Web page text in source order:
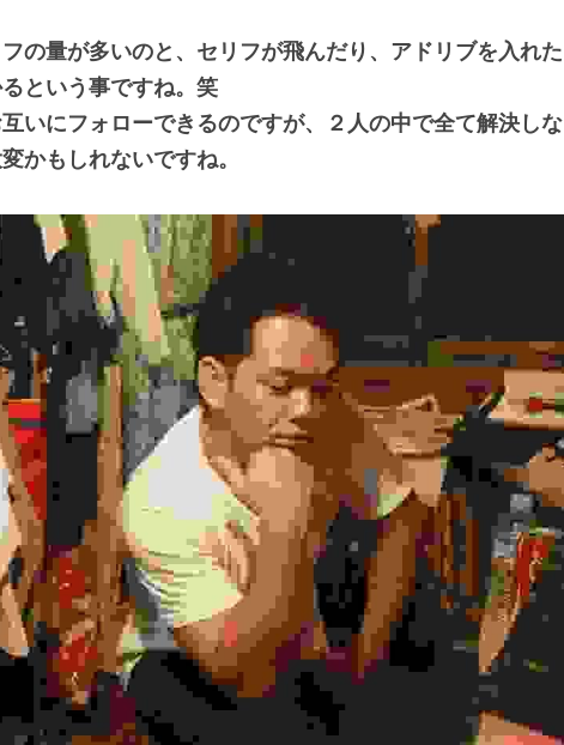
の量が多いのと、セリフが飛んだり、アドリブを入れた
という事ですね。笑
いにフォローできるのですが、２人の中で全て解決しな
かもしれないですね。